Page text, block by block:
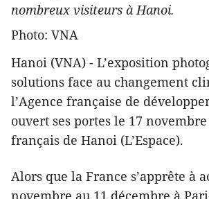
nombreux visiteurs à Hanoi.
Photo: VNA
Hanoi (VNA) - L’exposition
solutions face au changement
l’Agence française de
ouvert ses portes le 17
français de Hanoi (L’Espace).
Alors que la France s’apprête à
novembre au 11 décembre à